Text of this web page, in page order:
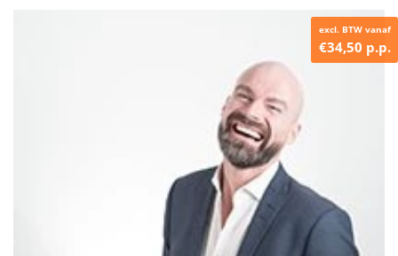
excl. BTW vanaf
€34,50 p.p.